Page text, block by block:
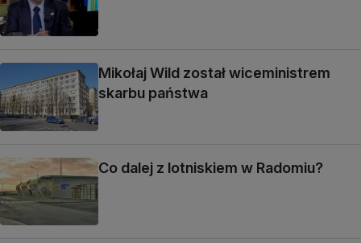
Mikołaj Wild został wiceministrem
skarbu państwa
Co dalej z lotniskiem w Radomiu?